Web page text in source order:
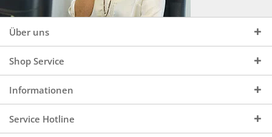
Über uns
Shop Service
Informationen
Service Hotline